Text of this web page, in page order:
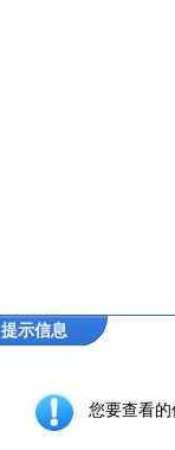
提示信息
您要查看